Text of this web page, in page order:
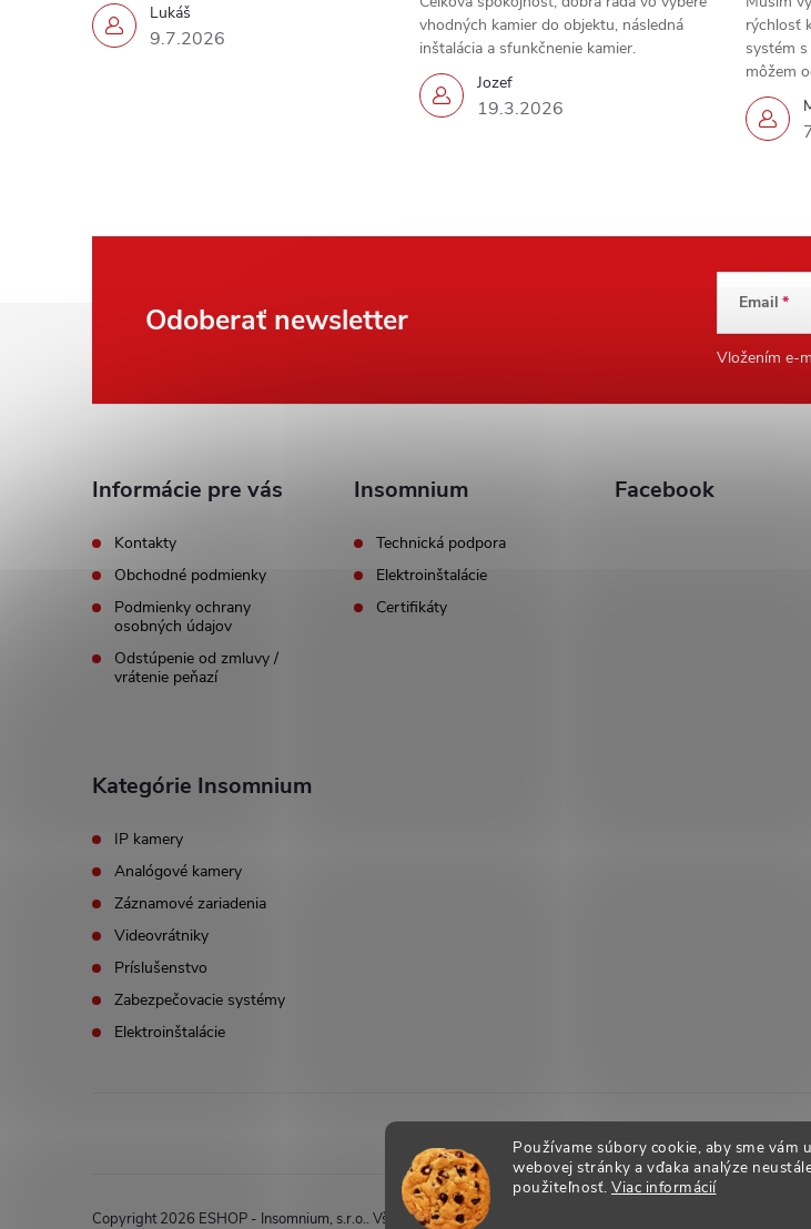
Používame súbory cookie, aby sme
webovej stránky a vďaka analýze
použiteľnosť. Viac informácií
Lukáš
9.7.2026
Jozef
19.3.2026
vhodných kamier do objektu, následná
inštalácia a sfunkčnenie kamier.
rýchlosť
systém
môžem
Odoberať newsletter Email
Vložením e-
Informácie pre vás
Kontakty
Obchodné podmienky
Podmienky ochrany
osobných údajov
Odstúpenie od zmluvy /
vrátenie peňazí
Insomnium
Technická podpora
Elektroinštalácie
Certifikáty
Facebook
Kategórie Insomnium
IP kamery
Analógové kamery
Záznamové zariadenia
Videovrátniky
Príslušenstvo
Zabezpečovacie systémy
Elektroinštalácie
Copyright 2026 ESHOP - Insomnium, s.r.o.. Všetky práva vyhradené.